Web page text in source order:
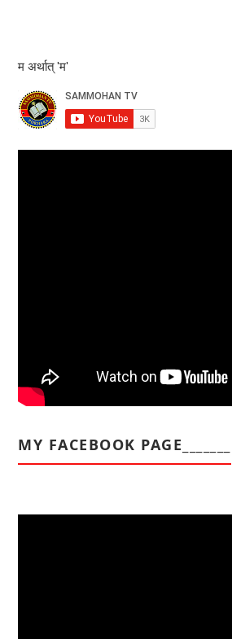
म अर्थात् 'म'
MY FACEBOOK PAGE_______